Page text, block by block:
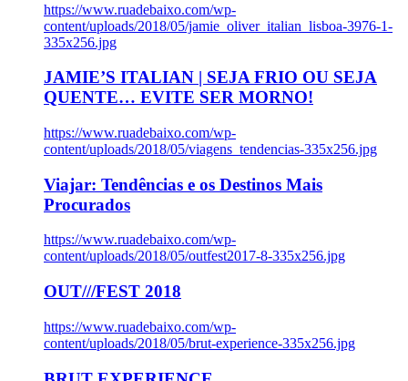
https://www.ruadebaixo.com/wp-
content/uploads/2018/05/jamie_oliver_italian_lisboa-3976-1-
335x256.jpg
JAMIE’S ITALIAN | SEJA FRIO OU SEJA
QUENTE… EVITE SER MORNO!
https://www.ruadebaixo.com/wp-
content/uploads/2018/05/viagens_tendencias-335x256.jpg
Viajar: Tendências e os Destinos Mais
Procurados
https://www.ruadebaixo.com/wp-
content/uploads/2018/05/outfest2017-8-335x256.jpg
OUT///FEST 2018
https://www.ruadebaixo.com/wp-
content/uploads/2018/05/brut-experience-335x256.jpg